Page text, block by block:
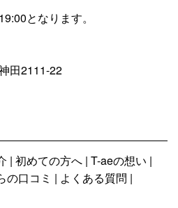
となります。
田2111-22
初めての方へ T-aeの想い
の口コミ
よくある質問